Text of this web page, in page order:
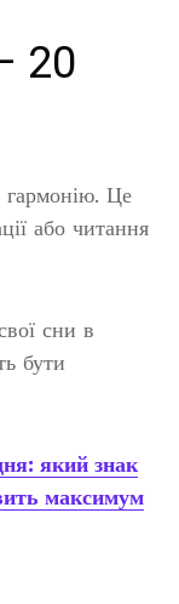
20
гармонію. Це
або читання
сни в
бути
який знак
максимум